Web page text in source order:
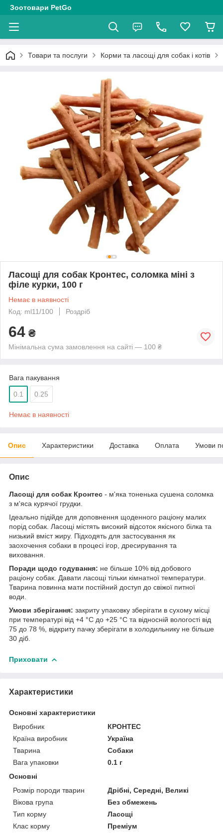
Зоотовари PetGo
Товари та послуги Корми та ласощі для собак і котів
Ласощі для собак Кронтес, соломка міні з
філе курки, 100 г
Немає в наявності
Код: ml11/100
Роздріб
64 ₴
Мінімальна сума замовлення на сайті — 100 ₴
Вага пакування
0.1 0.25
Немає в наявності
Опис Характеристики Доставка Оплата Умови
Опис
Ласощі для собак Кронтес - м'яка тоненька сушена соломка
з м'яса курячої грудки.
Ідеально підійде для доповнення щоденного раціону малих
порід собак. Ласощі містять високий відсоток якісного білка та
низький вміст жиру. Підходять для застосування як
заохочення собаки в процесі ігор, дресирування та
виховання.
Поради щодо годування: не більше 10% від добового
раціону собак. Давати ласощі тільки кімнатної температури.
Тварина повинна мати постійний доступ до свіжої питної
води.
Умови зберігання: закриту упаковку зберігати в сухому місці
при температурі від +4 °C до +25 °C та відносній вологості від
75 до 78 %, відкриту пачку зберігати в холодильнику не більше
30 діб.
Приховати
Характеристики
Основні характеристики
Виробник
КРОНТЕС
Країна виробник
Україна
Тварина
Собаки
Вага упаковки
0.1 г
Основні
Розмір породи тварин
Дрібні, Середні, Великі
Вікова група
Без обмежень
Тип корму
Ласощі
Клас корму
Преміум